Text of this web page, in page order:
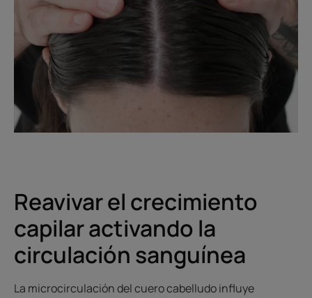
Reavivar el crecimiento
capilar activando la
circulación sanguínea
La microcirculación del cuero cabelludo influye